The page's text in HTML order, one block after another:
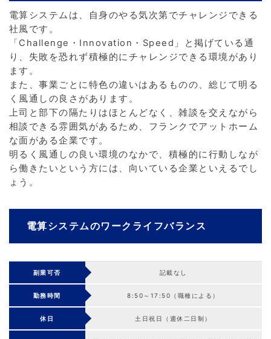
電算システムは、自身のやる気次第でチャレンジできる
社風です。
「Challenge・Innovation・Speed」と掲げている通
り、失敗を恐れず積極的にチャレンジできる環境があり
ます。
また、事業ごとに特色の違いはあるものの、総じて明る
く風通しの良さがあります。
上司と部下の隔たりはほとんどなく、雑談を交えながら
相談できる雰囲気があるため、フランクでアットホーム
な面がある企業です。
明るく風通しの良い環境のなかで、積極的に行動しなが
ら働きたいという方には、向いている企業といえるでし
ょう。
電算システムのワークライフバランス
副業可否 記載なし
勤務時間 8:50～17:50（職種による）
休日 土日祝日（週休二日制）